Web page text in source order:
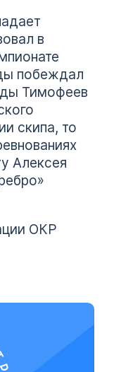
в
побеждал
Тимофеев
скипа, то
Алексея
ОКР